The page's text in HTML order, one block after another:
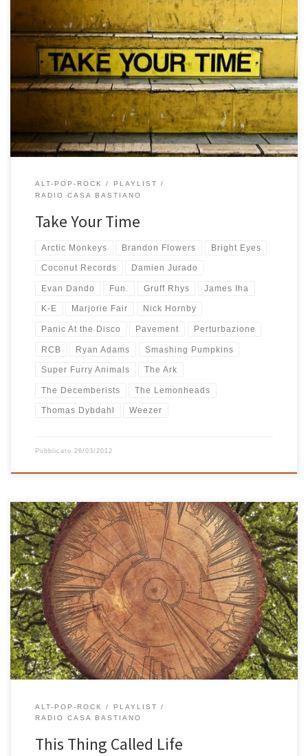
Voglio fare bella figura, questa è la prima playlist che pubblico
sull’Undici e voglio proprio spiegarvela bene perché, come ci ha
superbamente spiegato Nick Hornby in Alta Fedeltà, c’è sempre un
argomento, un pensiero, un tormento, un amore, una traccia da
seguire quando si compone una playlist. La scintilla molto […]
ALT-POP-ROCK
PLAYLIST
RADIO CASA BASTIANO
Take Your Time
Arctic Monkeys Brandon Flowers Bright Eyes
Coconut Records Damien Jurado
Evan Dando Fun. Gruff Rhys James Iha
K-E Marjorie Fair Nick Hornby
Panic At the Disco Pavement Perturbazione
RCB Ryan Adams Smashing Pumpkins
Super Furry Animals The Ark
The Decemberists The Lemonheads
Thomas Dybdahl Weezer
Pubblicato 26/03/2012
Il pensiero dell’ormai imminente arrivo di un nuovo bimbo in casa
e alcune riflessioni su “questa cosa chiamata vita” sono alla base di
questa playlist che si apre con la bellezza dell’Aria da capo
suonata da Glenn Gould e che ripesca dai ricordi del passato
qualche buon brano e dal […]
ALT-POP-ROCK
PLAYLIST
RADIO CASA BASTIANO
This Thing Called Life